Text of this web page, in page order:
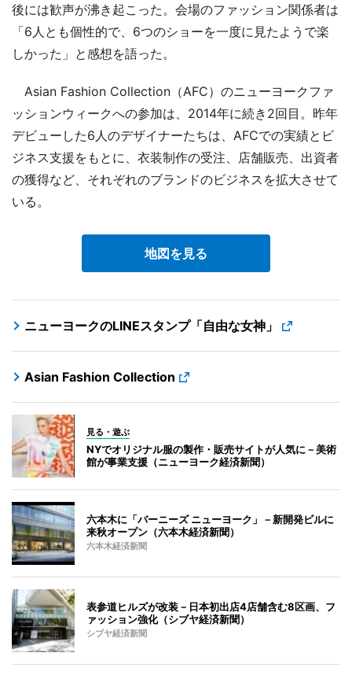
後には歓声が沸き起こった。会場のファッション関係者は
「6人とも個性的で、6つのショーを一度に見たようで楽
しかった」と感想を語った。
Asian Fashion Collection（AFC）のニューヨークファ
ッションウィークへの参加は、2014年に続き2回目。昨年
デビューした6人のデザイナーたちは、AFCでの実績とビ
ジネス支援をもとに、衣装制作の受注、店舗販売、出資者
の獲得など、それぞれのブランドのビジネスを拡大させて
いる。
地図を見る
ニューヨークのLINEスタンプ「自由な女神」
Asian Fashion Collection
見る・遊ぶ
NYでオリジナル服の製作・販売サイトが人気に－美術
館が事業支援（ニューヨーク経済新聞）
六本木に「バーニーズ ニューヨーク」－新開発ビルに
来秋オープン（六本木経済新聞）
六本木経済新聞
表参道ヒルズが改装－日本初出店4店舗含む8区画、フ
ァッション強化（シブヤ経済新聞）
シブヤ経済新聞